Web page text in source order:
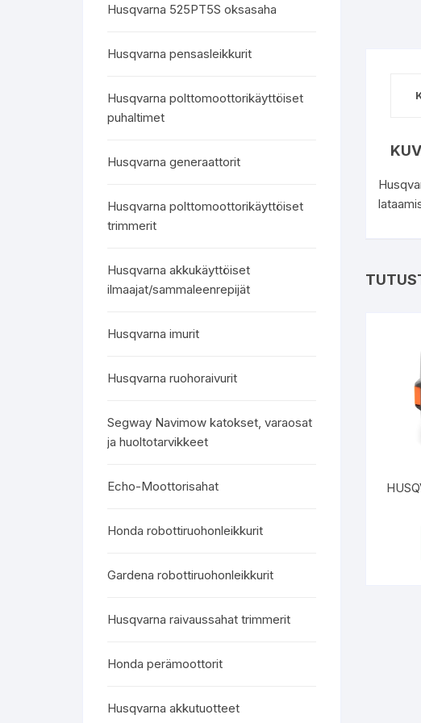
Husqvarna 525PT5S oksasaha
Husqvarna pensasleikkurit
Husqvarna polttomoottorikäyttöiset
puhaltimet
Husqvarna generaattorit
Husqvarna polttomoottorikäyttöiset
trimmerit
Husqvarna akkukäyttöiset
ilmaajat/sammaleenrepijät
Husqvarna imurit
Husqvarna ruohoraivurit
Segway Navimow katokset, varaosat
ja huoltotarvikkeet
Echo-Moottorisahat
Honda robottiruohonleikkurit
Gardena robottiruohonleikkurit
Husqvarna raivaussahat trimmerit
Honda perämoottorit
Husqvarna akkutuotteet